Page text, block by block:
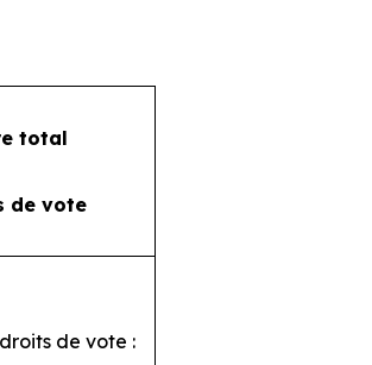
total
de vote
de vote :